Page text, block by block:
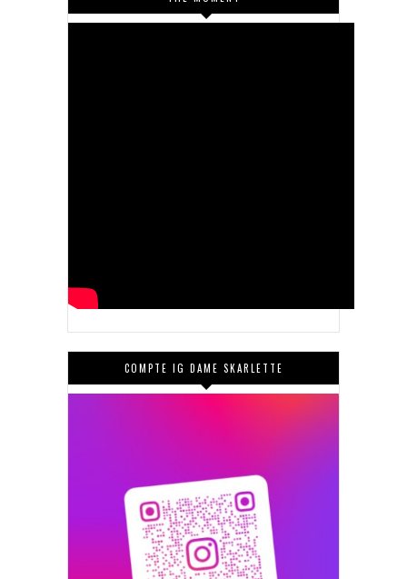
COMPTE IG DAME SKARLETTE